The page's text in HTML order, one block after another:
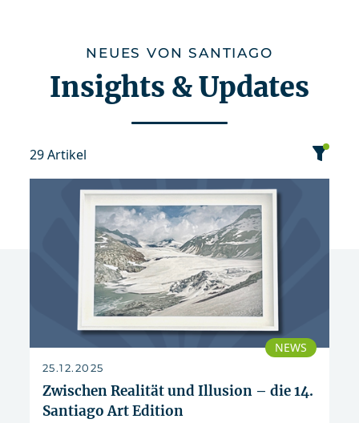
NEUES VON SANTIAGO
Insights & Updates
29 Artikel
Kategorie
Datum
Sortierung
2025
NEWS
25.12.2025
Zwischen Realität und Illusion – die 14.
Santiago Art Edition